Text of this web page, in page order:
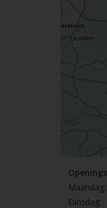
Maandag:
Dinsdag: